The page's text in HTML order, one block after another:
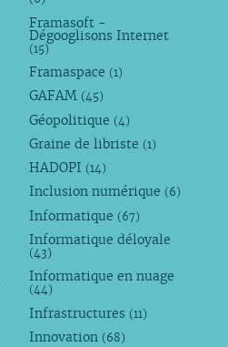
Framasoft -
Dégooglisons Internet
(15)
Framaspace (1)
GAFAM (45)
Géopolitique (4)
Graine de libriste (1)
HADOPI (14)
Inclusion numérique (6)
Informatique (67)
Informatique déloyale
(43)
Informatique en nuage
(44)
Infrastructures (11)
Innovation (68)